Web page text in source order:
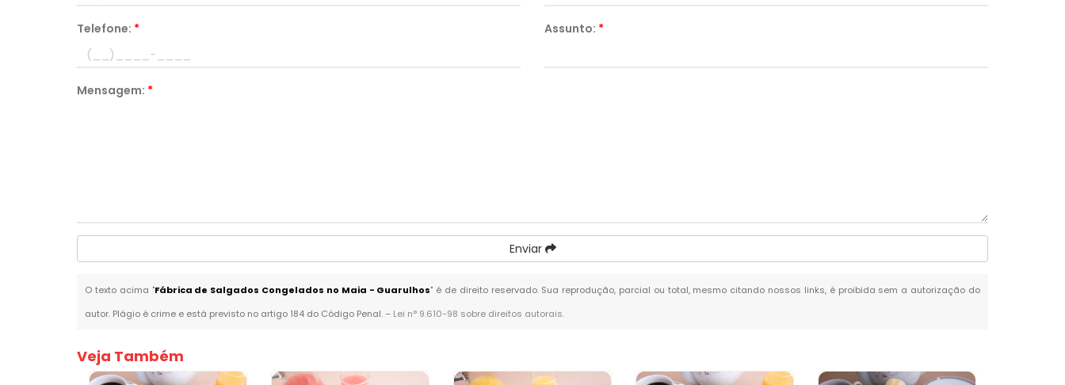
Telefone: * Assunto: *
Mensagem: *
Enviar
O texto acima "Fábrica de Salgados Congelados no Maia - Guarulhos" é de direito reservado. Sua reprodução, parcial ou total, mesmo citando nossos links, é proibida sem a autorização do
autor. Plágio é crime e está previsto no artigo 184 do Código Penal. – Lei n° 9.610-98 sobre direitos autorais.
Veja Também